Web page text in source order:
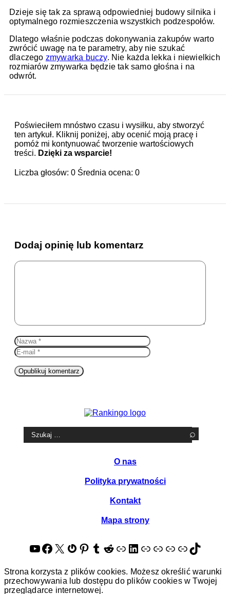
Dzieje się tak za sprawą odpowiedniej budowy silnika i
optymalnego rozmieszczenia wszystkich podzespołów.
Dlatego właśnie podczas dokonywania zakupów warto
zwrócić uwagę na te parametry, aby nie szukać
dlaczego zmywarka buczy. Nie każda lekka i niewielkich
rozmiarów zmywarka będzie tak samo głośna i na
odwrót.
Poświeciłem mnóstwo czasu i wysiłku, aby stworzyć
ten artykuł. Kliknij poniżej, aby ocenić moją pracę i
pomóż mi kontynuować tworzenie wartościowych
treści. Dzięki za wsparcie!
Liczba głosów: 0 Średnia ocena: 0
Dodaj opinię lub komentarz
Komentarz
Nazwa
E-
mail
Witryna
Szukaj:
O nas
Polityka prywatności
Kontakt
Mapa strony
YouTube
Facebook
X Gravatar
Pinterest
Tumblr
Reddit
About.me
LinkedIn
Quora
Goldenline
Crunchbase
TikTok
Strona korzysta z plików cookies. Możesz określić warunki
przechowywania lub dostępu do plików cookies w Twojej
przeglądarce internetowej.